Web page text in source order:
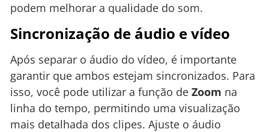
podem melhorar a qualidade do som.
Sincronização de áudio e vídeo
Após separar o áudio do vídeo, é importante
garantir que ambos estejam sincronizados. Para
isso, você pode utilizar a função de Zoom na
linha do tempo, permitindo uma visualização
mais detalhada dos clipes. Ajuste o áudio